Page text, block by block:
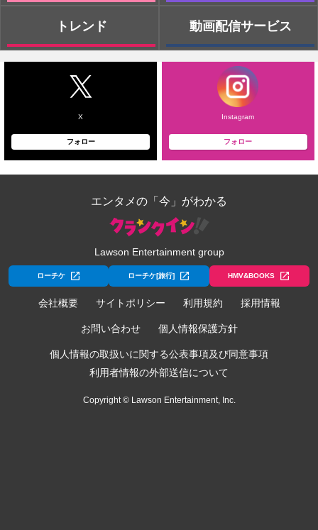
トレンド 動画配信サービス
X
フォロー
Instagram
フォロー
エンタメの「今」がわかる
Lawson Entertainment group
ローチケ ローチケ[旅行] HMV&BOOKS
会社概要 サイトポリシー 利用規約 採用情報
お問い合わせ 個人情報保護方針
個人情報の取扱いに関する公表事項及び同意事項
利用者情報の外部送信について
Copyright © Lawson Entertainment, Inc.